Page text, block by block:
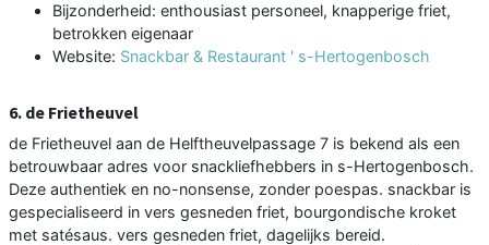
Bijzonderheid: enthousiast personeel, knapperige friet,
betrokken eigenaar
Website: Snackbar & Restaurant ' s-Hertogenbosch
6. de Frietheuvel
de Frietheuvel aan de Helftheuvelpassage 7 is bekend als een
betrouwbaar adres voor snackliefhebbers in s-Hertogenbosch.
Deze authentiek en no-nonsense, zonder poespas. snackbar is
gespecialiseerd in vers gesneden friet, bourgondische kroket
met satésaus. vers gesneden friet, dagelijks bereid.